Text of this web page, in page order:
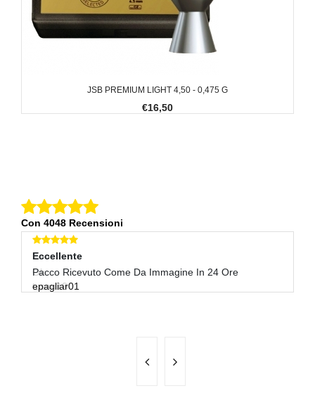
JSB PREMIUM LIGHT 4,50 - 0,475 G
€16,50
Con 4048 Recensioni
Eccellente
Ok
tussu10
Eccellente
Pacco Ricevuto Come Da Immagine In 24 Ore
epagliar01